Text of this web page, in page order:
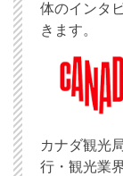
体のインタ
きます。
カナダ観光
行・観光業